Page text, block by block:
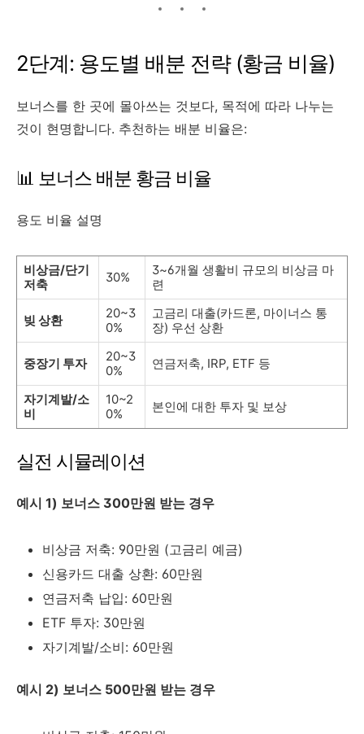
2단계: 용도별 배분 전략 (황금 비율)
보너스를 한 곳에 몰아쓰는 것보다, 목적에 따라 나누는
것이 현명합니다. 추천하는 배분 비율은:
📊 보너스 배분 황금 비율
용도 비율 설명
비상금/단기
저축
30%
3~6개월 생활비 규모의 비상금 마
련
빚 상환
20~3
0%
고금리 대출(카드론, 마이너스 통
장) 우선 상환
중장기 투자
20~3
0%
연금저축, IRP, ETF 등
자기계발/소
비
10~2
0%
본인에 대한 투자 및 보상
실전 시뮬레이션
예시 1) 보너스 300만원 받는 경우
비상금 저축: 90만원 (고금리 예금)
신용카드 대출 상환: 60만원
연금저축 납입: 60만원
ETF 투자: 30만원
자기계발/소비: 60만원
예시 2) 보너스 500만원 받는 경우